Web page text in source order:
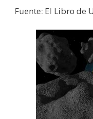
Fuente: El Libro de